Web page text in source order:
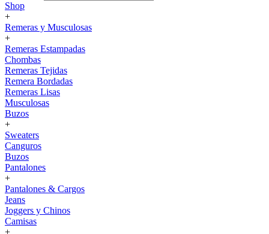
Shop
+
Remeras y Musculosas
+
Remeras Estampadas
Chombas
Remeras Tejidas
Remera Bordadas
Remeras Lisas
Musculosas
Buzos
+
Sweaters
Canguros
Buzos
Pantalones
+
Pantalones & Cargos
Jeans
Joggers y Chinos
Camisas
+